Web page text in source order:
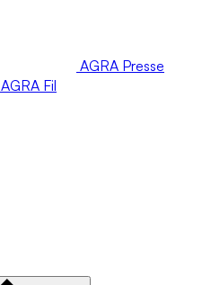
AGRA Presse
AGRA Fil